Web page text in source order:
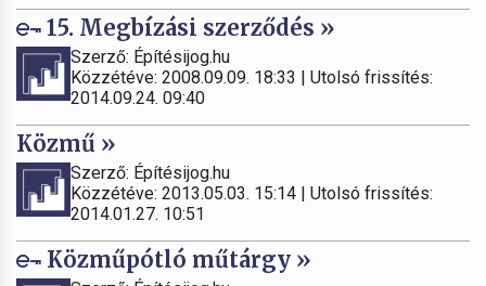
15. Megbízási szerződés »
Szerző: Építésijog.hu
Közzétéve: 2008.09.09. 18:33 | Utolsó frissítés:
2014.09.24. 09:40
Közmű »
Szerző: Építésijog.hu
Közzétéve: 2013.05.03. 15:14 | Utolsó frissítés:
2014.01.27. 10:51
Közműpótló műtárgy »